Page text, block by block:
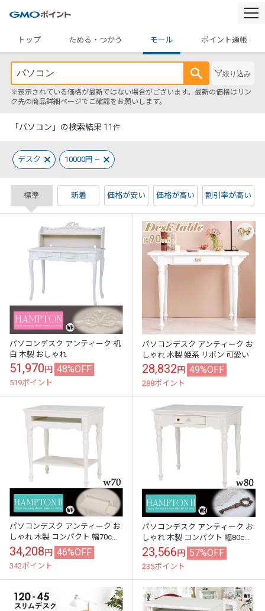
トップ
ためる・つかう モール ポイント通帳
絞り込み
※表示されている価格が最新ではない場合がございます。最新の価格はリン
ク先の商品詳細ページでご確認をお願いします。
「パソコン」の検索結果 11 件
デスク 10000円 ~
標準 新着 価格が安い 価格が高い 割引率が高い
パソコンデスク アンティーク 机
白 木製 おしゃれ
51,970円 48%OFF
519ポイント
パソコンデスク アンティーク お
しゃれ 木製 姫系 リボン 可愛い
28,832円 49%OFF
288ポイント
パソコンデスク アンティーク お
しゃれ 木製 コンパクト 幅70cm
姫系
34,208円 46%OFF
342ポイント
パソコンデスク アンティーク お
しゃれ 木製 コンパクト 幅80cm
姫系
23,566円 57%OFF
235ポイント